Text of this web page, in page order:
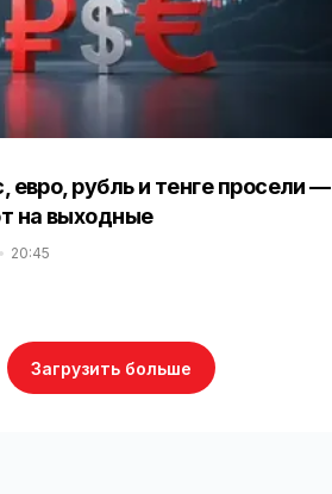
евро, рубль и тенге просели —
на выходные
20:45
Загрузить больше